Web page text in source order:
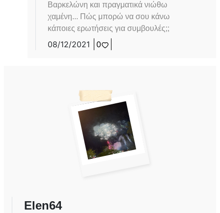
Βαρκελώνη και πραγματικά νιώθω
χαμένη... Πώς μπορώ να σου κάνω
κάποιες ερωτήσεις για συμβουλές;;
08/12/2021 0
Elen64